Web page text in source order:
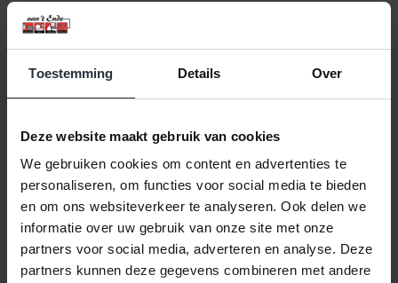
Toestemming Details Over
Deze website maakt gebruik van cookies
We gebruiken cookies om content en advertenties te
personaliseren, om functies voor social media te bieden
en om ons websiteverkeer te analyseren. Ook delen we
informatie over uw gebruik van onze site met onze
partners voor social media, adverteren en analyse. Deze
partners kunnen deze gegevens combineren met andere
Koffielepel Sola Montreux
€2,99 Incl. btw
€2,47 Excl. btw
Tafelmes Sola Montreux
€5,49 Incl. btw
€4,54 Excl. btw